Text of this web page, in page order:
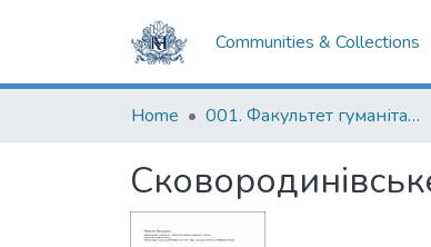
Communities & Collections
Home 001. Факультет гуманітарних наук